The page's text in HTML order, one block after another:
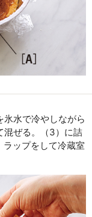
水で冷やしながら
混ぜる。（3）に詰
ップをして冷蔵室